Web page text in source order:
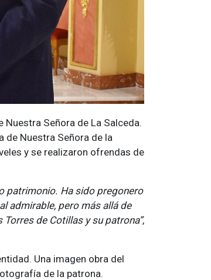
Señora de La Salceda.
de Nuestra Señora de la
y se realizaron ofrendas de
patrimonio. Ha sido pregonero
admirable, pero más allá de
de Cotillas y su patrona”,
Una imagen obra del
de la patrona.